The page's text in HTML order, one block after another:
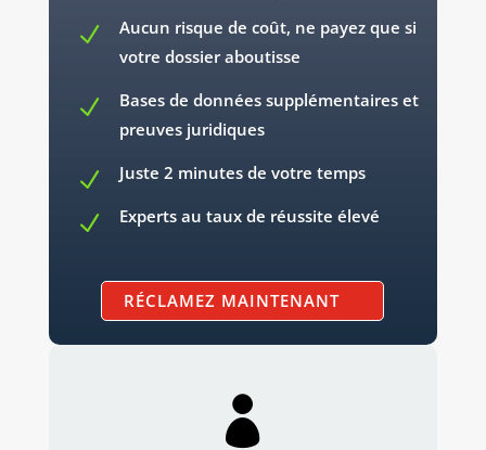
N
Aucun risque de coût, ne payez que si
votre dossier aboutisse
N
Bases de données supplémentaires et
preuves juridiques
N Juste 2 minutes de votre temps
N Experts au taux de réussite élevé
RÉCLAMEZ MAINTENANT
